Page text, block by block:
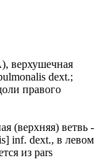
верхушечная
dext.;
правого
(верхняя) ветвь -
inf. dext., в левом
из pars